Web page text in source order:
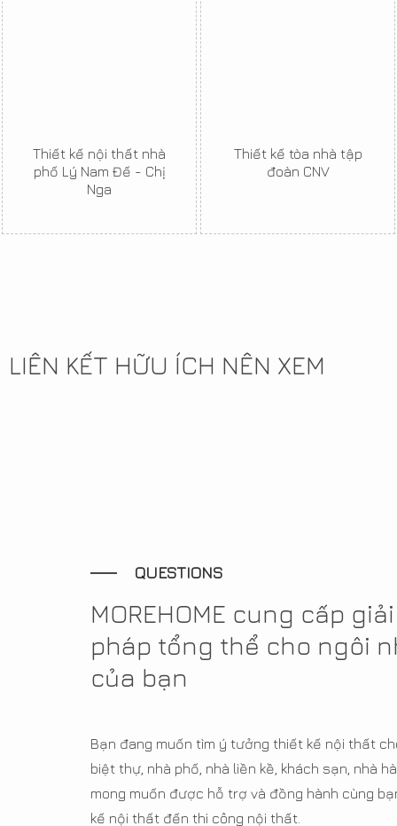
Thiết kế nội thất nhà
phố Lý Nam Đế - Chị
Nga
Thiết kế tòa nhà tập
đoàn CNV
LIÊN KẾT HỮU ÍCH NÊN XEM
QUESTIONS
MOREHOME cung cấp giải
pháp tổng thể cho ngôi
của bạn
Bạn đang muốn tìm ý tưởng thiết kế nội thất
biệt thự, nhà phố, nhà liền kề, khách sạn, nhà
mong muốn được hỗ trợ và đồng hành cùng
kế nội thất đến thi công nội thất.